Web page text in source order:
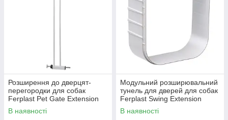
Розширення до дверцят-
перегородки для собак
Ferplast Pet Gate Extension
(Ферпласт Петйт
Екстеншион)
В наявності
Модульний розширювальний
тунель для дверей для собак
Ferplast Swing Extension
(Ферпласт Свинг
Екстеншион)
В наявності